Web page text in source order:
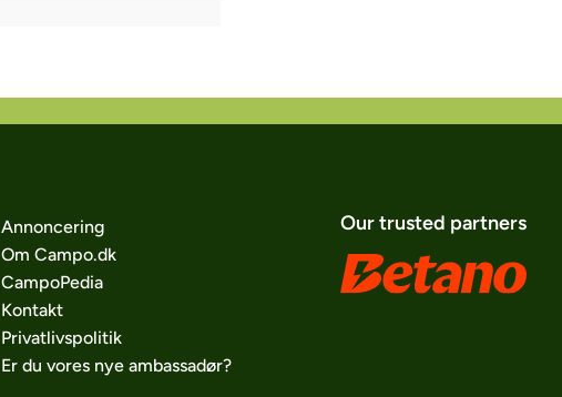
Annoncering
Om Campo.dk
CampoPedia
Kontakt
Privatlivspolitik
Er du vores nye ambassadør?
Our trusted partners